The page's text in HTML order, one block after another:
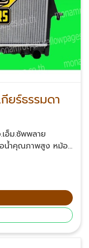
ยร์ธรรมดา
อน้ำคุณภาพสูง หม้อ
HONDA หม้อน้ำ
หม้อน้ำมิตซูบิชิ
ม้อน้ำรถยนต์ซูซูกิ
อน้ำรถฟอร์ด
หม้อน้ำรถเกีย
โปรตรอน จีนทู
ลโว่ หม้อน้ำรถไถ คู